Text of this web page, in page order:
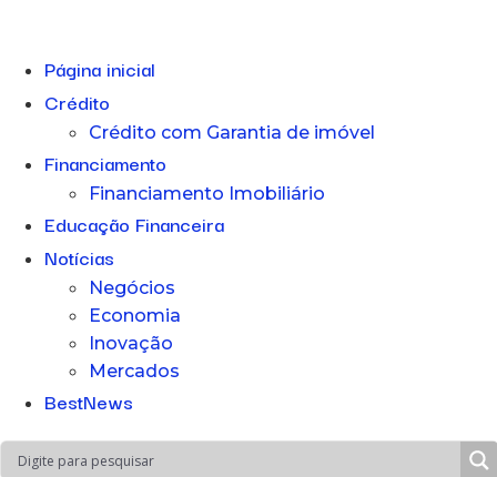
Página inicial
Crédito
Crédito com Garantia de imóvel
Financiamento
Financiamento Imobiliário
Educação Financeira
Notícias
Negócios
Economia
Inovação
Mercados
BestNews